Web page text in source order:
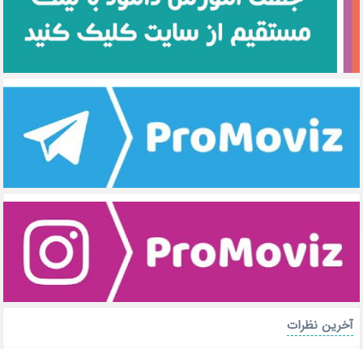
آخرین نظرات